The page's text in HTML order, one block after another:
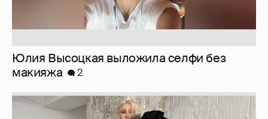
Юлия Высоцкая выложила селфи без
макияжа
2